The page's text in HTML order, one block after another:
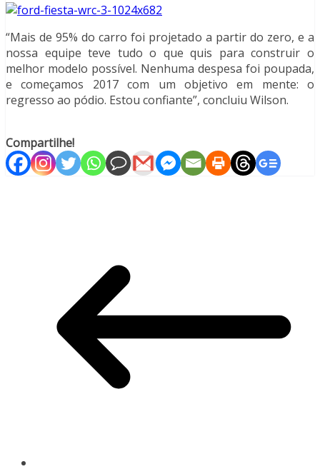
“Mais de 95% do carro foi projetado a partir do zero, e a
nossa equipe teve tudo o que quis para construir o
melhor modelo possível. Nenhuma despesa foi poupada,
e começamos 2017 com um objetivo em mente: o
regresso ao pódio. Estou confiante”, concluiu Wilson.
Compartilhe!